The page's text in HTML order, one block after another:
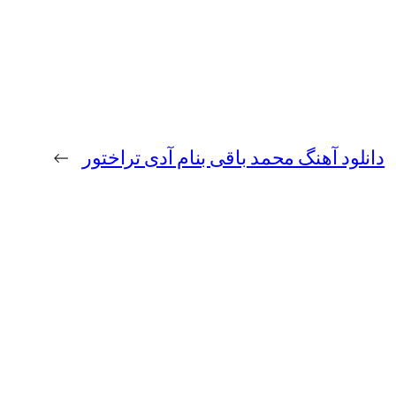
دانلود آهنگ محمد باقی بنام آدی تراختور →